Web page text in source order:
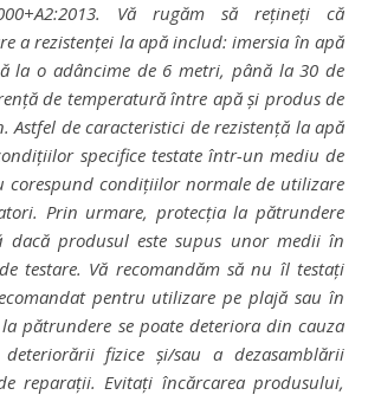
Vă rugăm să rețineți că
a rezistenței la apă includ: imersia în apă
la o adâncime de 6 metri, până la 30 de
de temperatură între apă și produs de
Astfel de caracteristici de rezistență la apă
specifice testate într-un mediu de
corespund condițiilor normale de utilizare
Prin urmare, protecția la pătrundere
dacă produsul este supus unor medii în
testare. Vă recomandăm să nu îl testați
pentru utilizare pe plajă sau în
pătrundere se poate deteriora din cauza
fizice și/sau a dezasamblării
reparații. Evitați încărcarea produsului,